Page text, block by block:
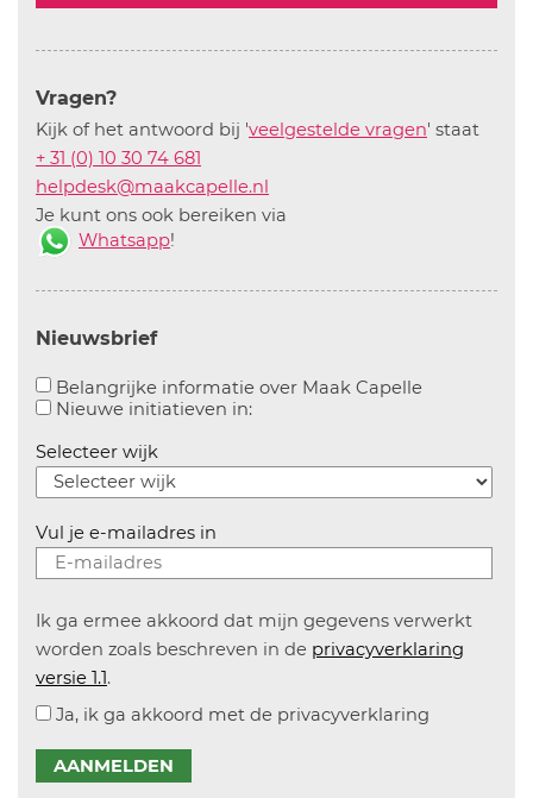
Vragen?
Kijk of het antwoord bij 'veelgestelde vragen' staat
+ 31 (0) 10 30 74 681
helpdesk@maakcapelle.nl
Je kunt ons ook bereiken via
Whatsapp!
Nieuwsbrief
Belangrijke informatie over Maak CapelleAanvinken
Nieuwe initiatieven in:Aanvinken om informatie over
Selecteer wijk
Vul je e-mailadres in
Ik ga ermee akkoord dat mijn gegevens verwerkt
worden zoals beschreven in de privacyverklaring
versie 1.1.
Ja, ik ga akkoord met de privacyverklaring
AANMELDEN